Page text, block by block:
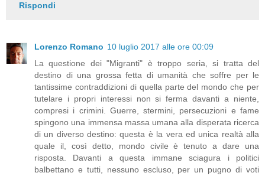
Rispondi
Lorenzo Romano 10 luglio 2017 alle ore 00:09
La questione dei "Migranti" è troppo seria, si tratta del
destino di una grossa fetta di umanità che soffre per le
tantissime contraddizioni di quella parte del mondo che per
tutelare i propri interessi non si ferma davanti a niente,
compresi i crimini. Guerre, stermini, persecuzioni e fame
spingono una immensa massa umana alla disperata ricerca
di un diverso destino: questa è la vera ed unica realtà alla
quale il, così detto, mondo civile è tenuto a dare una
risposta. Davanti a questa immane sciagura i politici
balbettano e tutti, nessuno escluso, per un pugno di voti